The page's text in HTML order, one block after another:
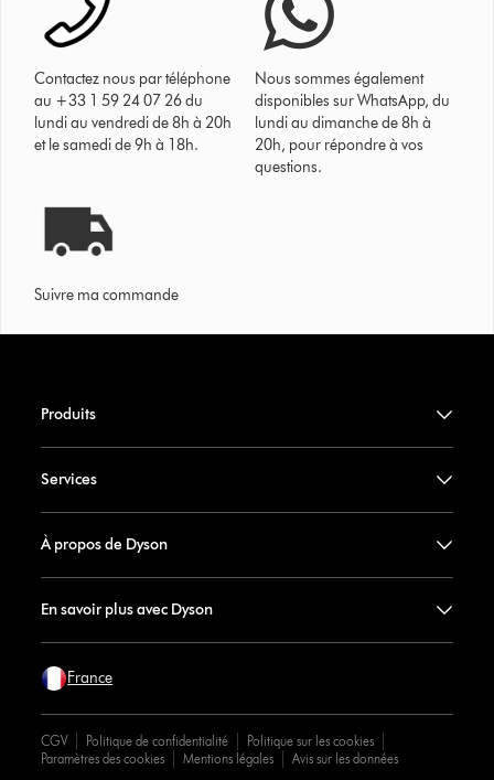
Contactez nous par téléphone
au +33 1 59 24 07 26 du
lundi au vendredi de 8h à 20h
et le samedi de 9h à 18h.
Nous sommes également
disponibles sur WhatsApp, du
lundi au dimanche de 8h à
20h, pour répondre à vos
questions.
Suivre ma commande
Produits
Services
À propos de Dyson
En savoir plus avec Dyson
France
CGV Politique de confidentialité
Politique sur les cookies
Paramètres des cookies
Mentions légales Avis sur les données